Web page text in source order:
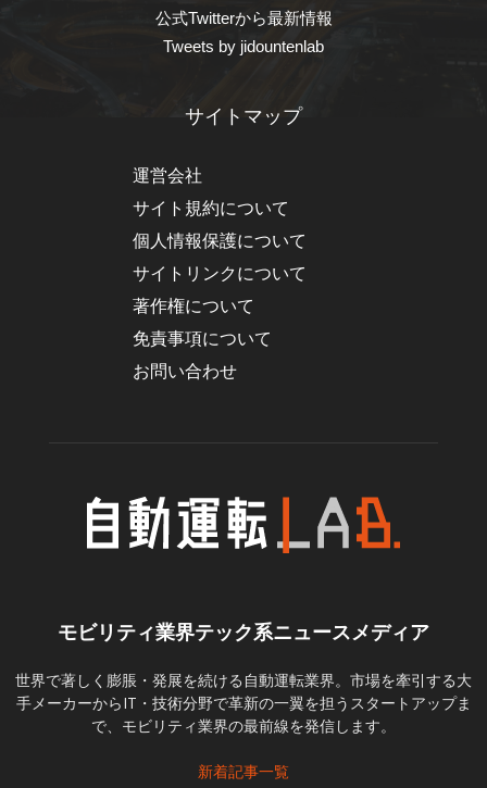
公式Twitterから最新情報
Tweets by jidountenlab
サイトマップ
運営会社
サイト規約について
個人情報保護について
サイトリンクについて
著作権について
免責事項について
お問い合わせ
モビリティ業界テック系ニュースメディア
世界で著しく膨脹・発展を続ける自動運転業界。市場を牽引する大
手メーカーからIT・技術分野で革新の一翼を担うスタートアップま
で、モビリティ業界の最前線を発信します。
新着記事一覧